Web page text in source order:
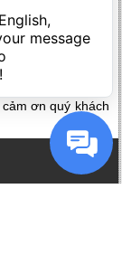
đón bởi những
mà những sản
thể có được.
các nhà đầu tư
xác, chi tiết nhất
ơn quý khách
message